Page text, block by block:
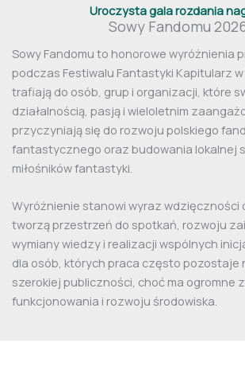
Uroczysta gala rozdania
Sowy Fandomu
Sowy Fandomu to honorowe wyróżnienia
podczas Festiwalu Fantastyki Kapitularz
trafiają do osób, grup i organizacji, które
działalnością, pasją i wieloletnim
przyczyniają się do rozwoju polskiego
fantastycznego oraz budowania lokalnej
miłośników fantastyki.
Wyróżnienie stanowi wyraz wdzięczności
tworzą przestrzeń do spotkań, rozwoju
wymiany wiedzy i realizacji wspólnych
dla osób, których praca często pozostaje
szerokiej publiczności, choć ma ogromne
funkcjonowania i rozwoju środowiska.